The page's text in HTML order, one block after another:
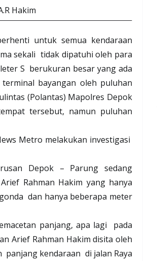
Hakim
untuk semua kendaraan
sekali tidak dipatuhi oleh para
S berukuran besar yang ada
terminal bayangan oleh puluhan
(Polantas) Mapolres Depok
tersebut, namun puluhan
Metro melakukan investigasi
Depok – Parung sedang
Rahman Hakim yang hanya
dan hanya beberapa meter
panjang, apa lagi
pada
Arief Rahman Hakim disita oleh
panjang kendaraan di jalan Raya